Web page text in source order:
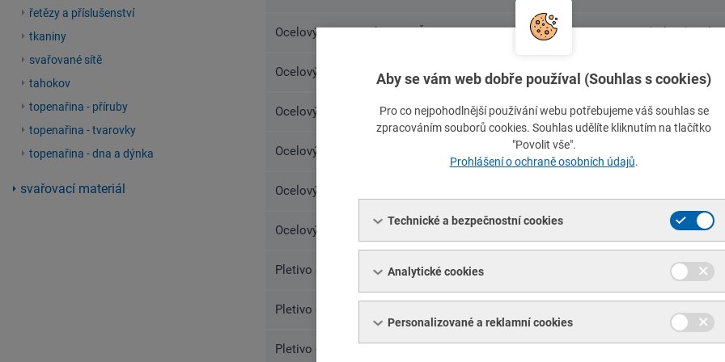
řetězy a příslušenství
tkaniny
svařované sítě
tahokov
topenařina - příruby
topenařina - tvarovky
topenařina - dna a dýnka
svařovací materiál
Ocelový drát pozinkovaný, ČSN EN 10218-2, potažený PVC, RAL 6005 (zelený),
Ocelový drát pozinkovaný, ČSN EN 10218-2, potažený PVC, RAL 6005 (zelený),
Ocelový drát pozinkovaný, ČSN EN 10218-2, potažený PVC, RAL 6005 (zelený),
Ocelový drát pozinkovaný, ČSN EN 10218-2, potažený PVC, RAL 6005 (zelený),
Ocelový drát pozinkovaný, ČSN EN 10218-2, potažený PVC, RAL 6005 (zelený),
Ocelový drát pozinkovaný, ČSN EN 10218-2, potažený PVC, RAL 6005 (zelený),
Pletivo čtyřhranné, nezapletené - bez napínacího drátu, pozinkované, ČSN 15 3152
Pletivo čtyřhranné, nezapletené, potažené PVC zelené, ČSN 15 3152 rozměr
Pletivo čtyřhranné, zapletené s napínacím drátem, pozinkované, ČSN 15 3153
Aby se vám web dobře používal (Souhlas s cookies)
Pro co nejpohodlnější používání webu potřebujeme váš souhlas se
zpracováním souborů cookies. Souhlas udělíte kliknutím na tlačítko
"Povolit vše".
Prohlášení o ochraně osobních údajů.
Technické a bezpečnostní cookies
Analytické cookies
Personalizované a reklamní cookies